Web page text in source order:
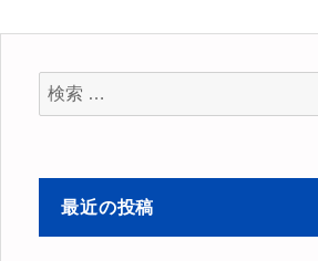
ン
検
索
象:
最近の投稿